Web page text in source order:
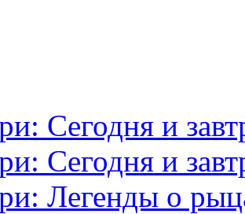
Сегодня и
Сегодня и
Легенды о